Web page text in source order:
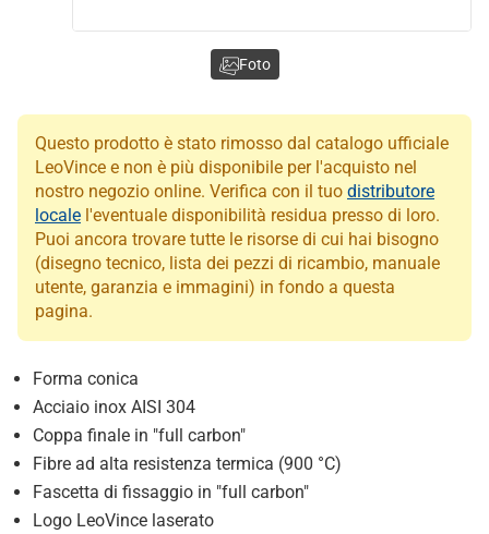
Questo prodotto è stato rimosso dal catalogo ufficiale
LeoVince e non è più disponibile per l'acquisto nel
nostro negozio online. Verifica con il tuo distributore
locale l'eventuale disponibilità residua presso di loro.
Puoi ancora trovare tutte le risorse di cui hai bisogno
(disegno tecnico, lista dei pezzi di ricambio, manuale
utente, garanzia e immagini) in fondo a questa
pagina.
Forma conica
Acciaio inox AISI 304
Coppa finale in "full carbon"
Fibre ad alta resistenza termica (900 °C)
Fascetta di fissaggio in "full carbon"
Logo LeoVince laserato
Foto